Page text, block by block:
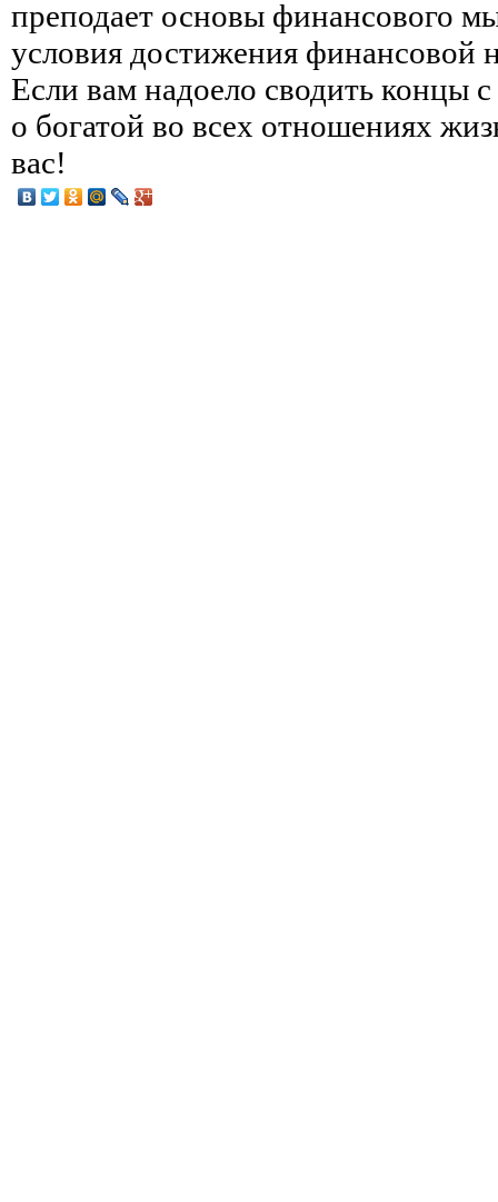
преподает основы финансового
условия достижения финансовой
Если вам надоело сводить концы
о богатой во всех отношениях
вас!